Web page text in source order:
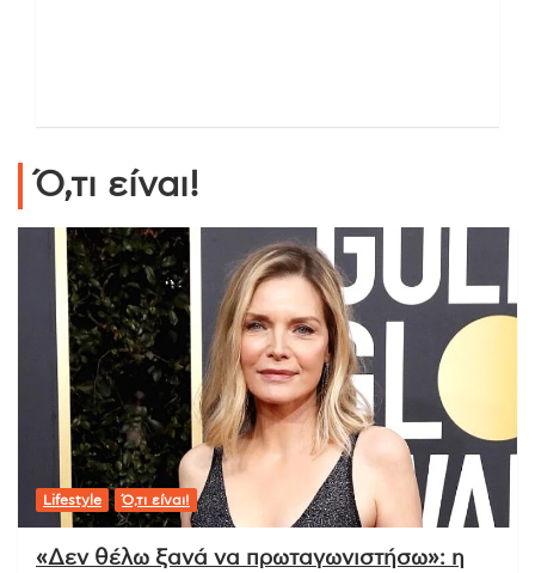
Ό,τι είναι!
Lifestyle Ό,τι είναι!
«Δεν θέλω ξανά να πρωταγωνιστήσω»: η